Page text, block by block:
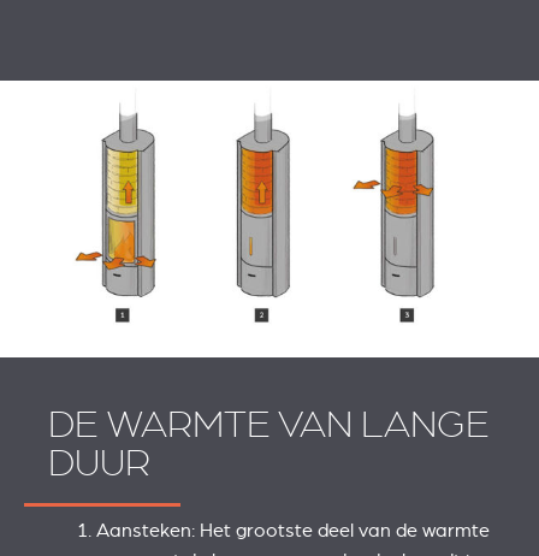
DE WARMTE VAN LANGE
DUUR
Aansteken: Het grootste deel van de warmte